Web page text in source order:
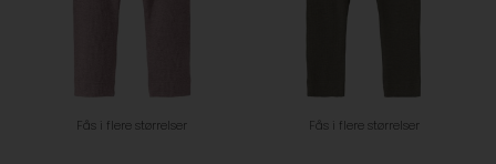
Fås i flere størrelser Fås i flere størrelser